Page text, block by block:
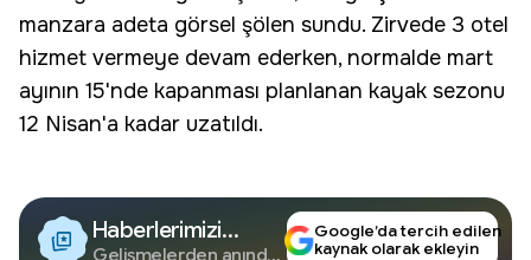
manzara adeta görsel şölen sundu. Zirvede 3 otel
hizmet vermeye devam ederken, normalde mart
ayının 15'nde kapanması planlanan kayak sezonu
12 Nisan'a kadar uzatıldı.
Haberlerimizi
Gelişmelerden anında
Google’da tercih edilen
kaynak olarak ekleyin